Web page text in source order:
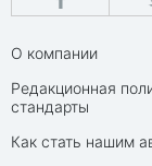
О компании
Редакционная
стандарты
Как стать нашим